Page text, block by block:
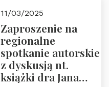
i prof.
Krasnodębski
11/03/2025
Zaproszenie na
regionalne
spotkanie autorskie
z dyskusją nt.
książki dra Jana